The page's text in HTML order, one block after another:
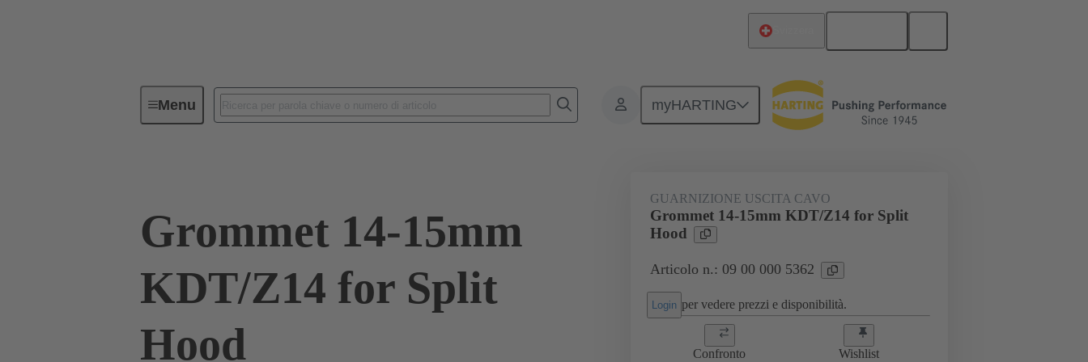
Menu myHARTING
Connettori Industriali / Han® Accessori Guarnizioni 09 00 000 5362
Grommet 14-15mm
KDT/Z14 for Split
Hood
GUARNIZIONE USCITA CAVO
Grommet 14-15mm KDT/Z14 for Split
Hood
Articolo n.: 09 00 000 5362
Login per vedere prezzi e disponibilità.
Confronto Wishlist